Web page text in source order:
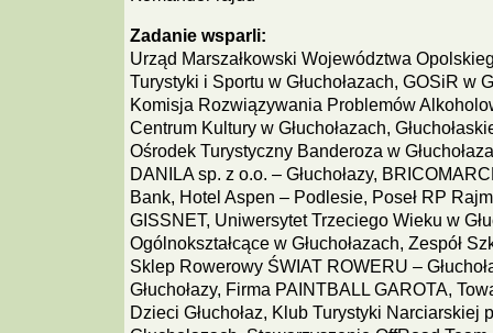
Zadanie wsparli:
Urząd Marszałkowski Województwa
Turystyki i Sportu w Głuchołazach, GOSiR w
Komisja Rozwiązywania Problemów
Centrum Kultury w Głuchołazach,
Ośrodek Turystyczny Banderoza w
DANILA sp. z o.o. – Głuchołazy,
Bank, Hotel Aspen – Podlesie, Poseł RP
GISSNET, Uniwersytet Trzeciego Wieku w
Ogólnokształcące w Głuchołazach, Zespół
Sklep Rowerowy ŚWIAT ROWERU –
Głuchołazy, Firma PAINTBALL GAROTA,
Dzieci Głuchołaz, Klub Turystyki Narciarskiej